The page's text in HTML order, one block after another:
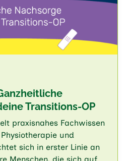
Transitions-OP
praxisnahes Fachwissen
und
sich in erster Linie an